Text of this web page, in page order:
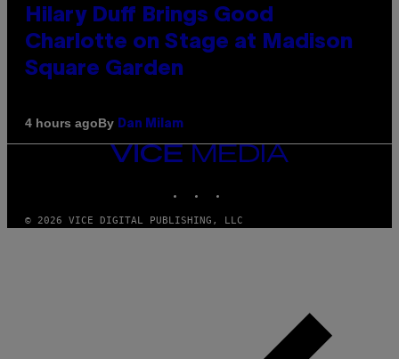
Hilary Duff Brings Good
Charlotte on Stage at Madison
Square Garden
4 hours agoBy Dan Milam
VICE
MEDIA
© 2026 VICE DIGITAL PUBLISHING, LLC